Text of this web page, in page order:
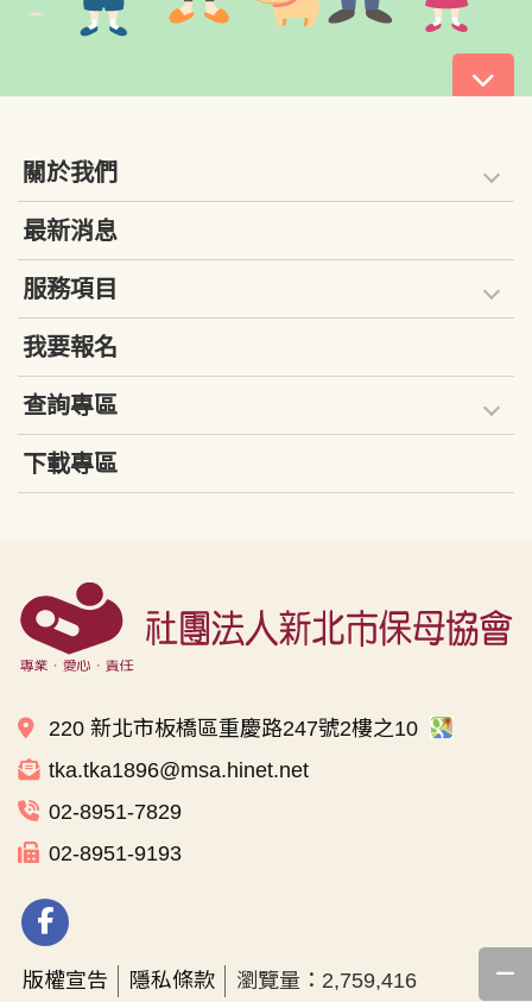
關於我們
最新消息
服務項目
我要報名
查詢專區
下載專區
220 新北市板橋區重慶路247號2樓之10
tka.tka1896@msa.hinet.net
02-8951-7829
02-8951-9193
版權宣告 隱私條款 瀏覽量：2,759,416